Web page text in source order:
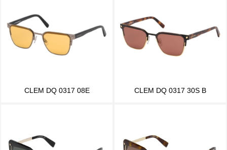
CLEM DQ 0317 08E CLEM DQ 0317 30S B